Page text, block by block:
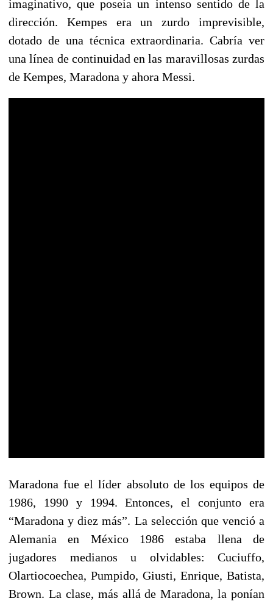
imaginativo, que poseía un intenso sentido de la
dirección. Kempes era un zurdo imprevisible,
dotado de una técnica extraordinaria. Cabría ver
una línea de continuidad en las maravillosas zurdas
de Kempes, Maradona y ahora Messi.
Maradona fue el líder absoluto de los equipos de
1986, 1990 y 1994. Entonces, el conjunto era
“Maradona y diez más”. La selección que venció a
Alemania en México 1986 estaba llena de
jugadores medianos u olvidables: Cuciuffo,
Olartiocoechea, Pumpido, Giusti, Enrique, Batista,
Brown. La clase, más allá de Maradona, la ponían